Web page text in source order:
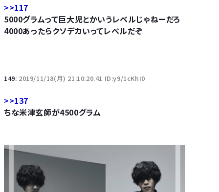
>>117
5000グラムって巨大児とかいうレベルじゃねーだろ
4000あったらクソデカいってレベルだぞ
149: 2019/11/18(月) 21:10:20.41 ID:y9/1cKhI0
>>137
ちな米津玄師が4500グラム